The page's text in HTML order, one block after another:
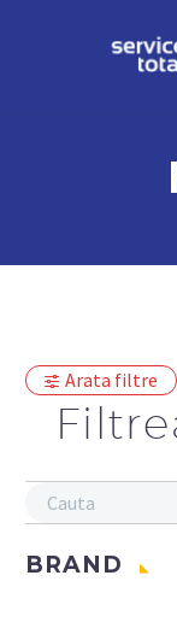
Arata filtre
BRAND